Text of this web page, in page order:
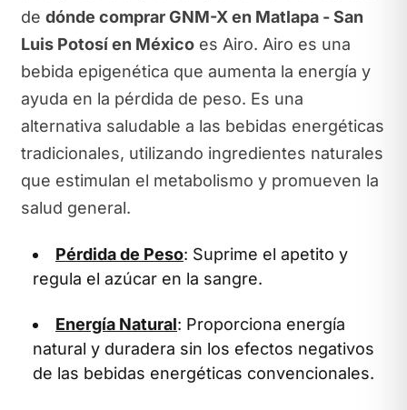
de dónde comprar GNM-X en Matlapa - San
Luis Potosí en Méxicoes Airo. Airo es una
bebida epigenética que aumenta la energía y
ayuda en la pérdida de peso. Es una
alternativa saludable a las bebidas energéticas
tradicionales, utilizando ingredientes naturales
que estimulan el metabolismo y promueven la
salud general.
Pérdida de Peso: Suprime el apetito y
regula el azúcar en la sangre.
Energía Natural: Proporciona energía
natural y duradera sin los efectos negativos
de las bebidas energéticas convencionales.